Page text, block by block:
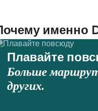
Почему именно
Плавайте
Больше
других.